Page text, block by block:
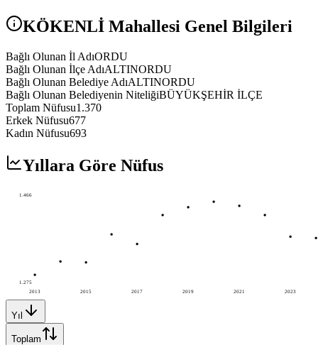
KÖKENLİ Mahallesi Genel Bilgileri
Bağlı Olunan İl AdıORDU
Bağlı Olunan İlçe AdıALTINORDU
Bağlı Olunan Belediye AdıALTINORDU
Bağlı Olunan Belediyenin NiteliğiBÜYÜKŞEHİR İLÇE
Toplam Nüfusu1.370
Erkek Nüfusu677
Kadın Nüfusu693
Yıllara Göre Nüfus
2013 2015 2017 2019 2021 2023
1.466
1.275
Yıl
Toplam